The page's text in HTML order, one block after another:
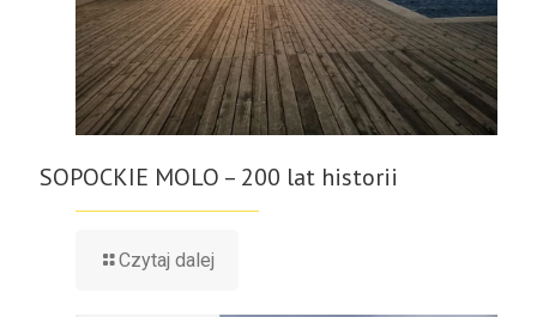
SOPOCKIE MOLO – 200 lat historii
Czytaj dalej